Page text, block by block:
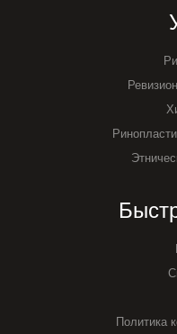
Политика